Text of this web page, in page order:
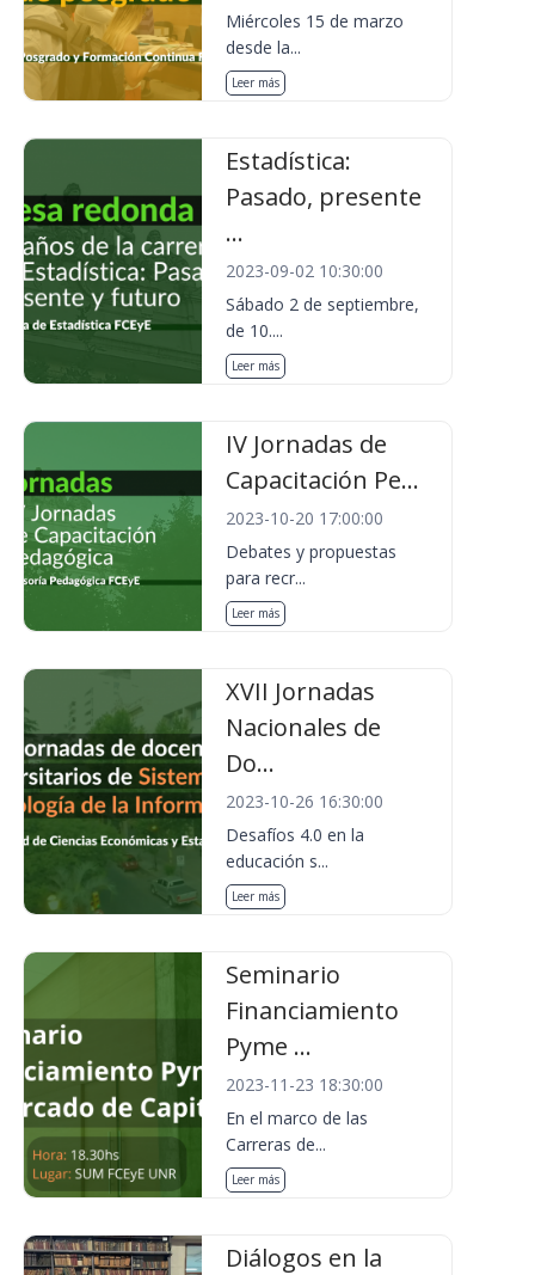
Miércoles 15 de marzo
desde la...
Leer más
Estadística:
Pasado, presente
...
2023-09-02 10:30:00
Sábado 2 de septiembre,
de 10....
Leer más
IV Jornadas de
Capacitación Pe...
2023-10-20 17:00:00
Debates y propuestas
para recr...
Leer más
XVII Jornadas
Nacionales de
Do...
2023-10-26 16:30:00
Desafíos 4.0 en la
educación s...
Leer más
Seminario
Financiamiento
Pyme ...
2023-11-23 18:30:00
En el marco de las
Carreras de...
Leer más
Diálogos en la